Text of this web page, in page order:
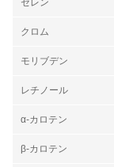
セレン
クロム
モリブデン
レチノール
α-カロテン
β-カロテン